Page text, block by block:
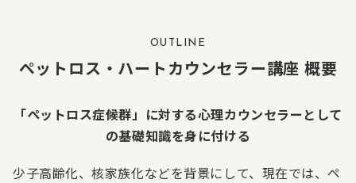
OUTLINE
ペットロス・ハートカウンセラー講座 概要
「ペットロス症候群」に対する心理カウンセラーとして
の基礎知識を身に付ける
少子高齢化、核家族化などを背景にして、現在では、ペ